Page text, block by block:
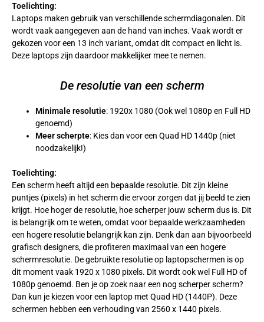
Toelichting:
Laptops maken gebruik van verschillende schermdiagonalen. Dit
wordt vaak aangegeven aan de hand van inches. Vaak wordt er
gekozen voor een 13 inch variant, omdat dit compact en licht is.
Deze laptops zijn daardoor makkelijker mee te nemen.
De resolutie van een scherm
Minimale resolutie: 1920x 1080 (Ook wel 1080p en Full HD
genoemd)
Meer scherpte: Kies dan voor een Quad HD 1440p (niet
noodzakelijk!)
Toelichting:
Een scherm heeft altijd een bepaalde resolutie. Dit zijn kleine
puntjes (pixels) in het scherm die ervoor zorgen dat jij beeld te zien
krijgt. Hoe hoger de resolutie, hoe scherper jouw scherm dus is. Dit
is belangrijk om te weten, omdat voor bepaalde werkzaamheden
een hogere resolutie belangrijk kan zijn. Denk dan aan bijvoorbeeld
grafisch designers, die profiteren maximaal van een hogere
schermresolutie. De gebruikte resolutie op laptopschermen is op
dit moment vaak 1920 x 1080 pixels. Dit wordt ook wel Full HD of
1080p genoemd. Ben je op zoek naar een nog scherper scherm?
Dan kun je kiezen voor een laptop met Quad HD (1440P). Deze
schermen hebben een verhouding van 2560 x 1440 pixels.